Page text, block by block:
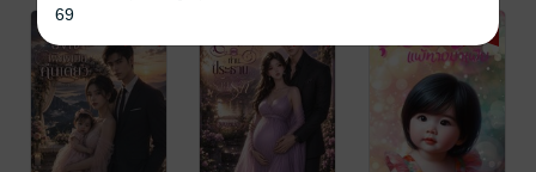
ของขวัญในรอย
ผู้ชาย(คนนี้)สามี
69